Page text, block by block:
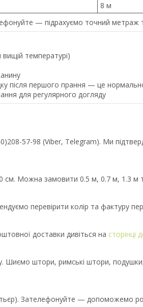
8 м
— підрахуємо точний
температурі)
після першого прання — це
для регулярного догляду
57-98 (Viber, Telegram). Ми
см. Можна замовити 0.5 м, 0.7 м, 1.3 м
перевірити колір та фактуру
доставки дивіться на сторінці
Шиємо штори, римські штори,
Зателефонуйте — допоможемо